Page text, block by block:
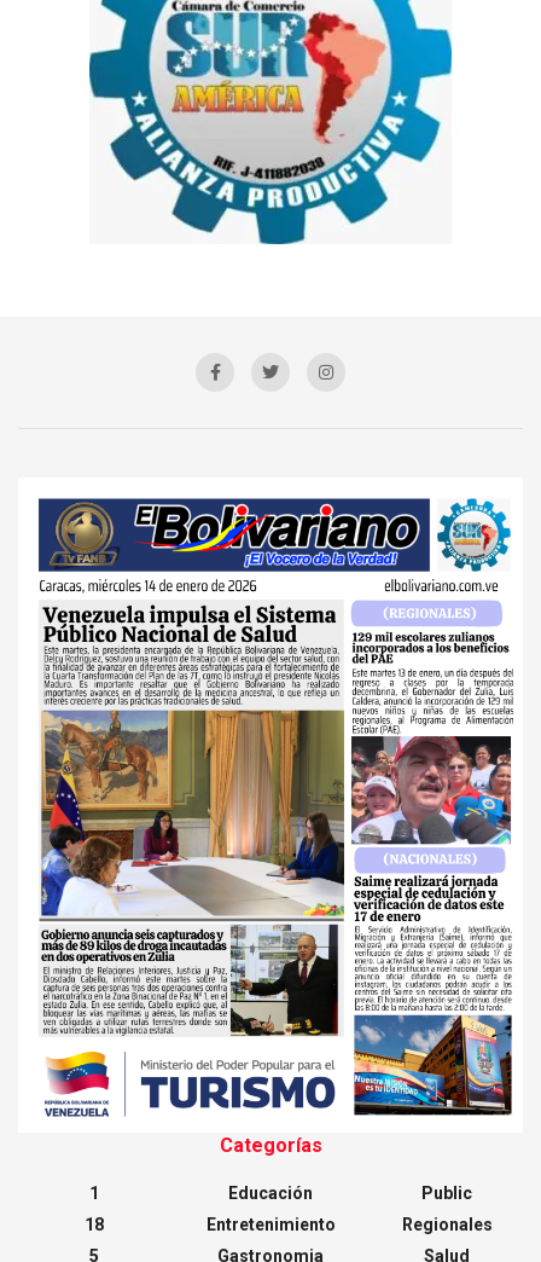
Categorías
1
18
5
Educación
Entretenimiento
Gastronomia
Public
Regionales
Salud